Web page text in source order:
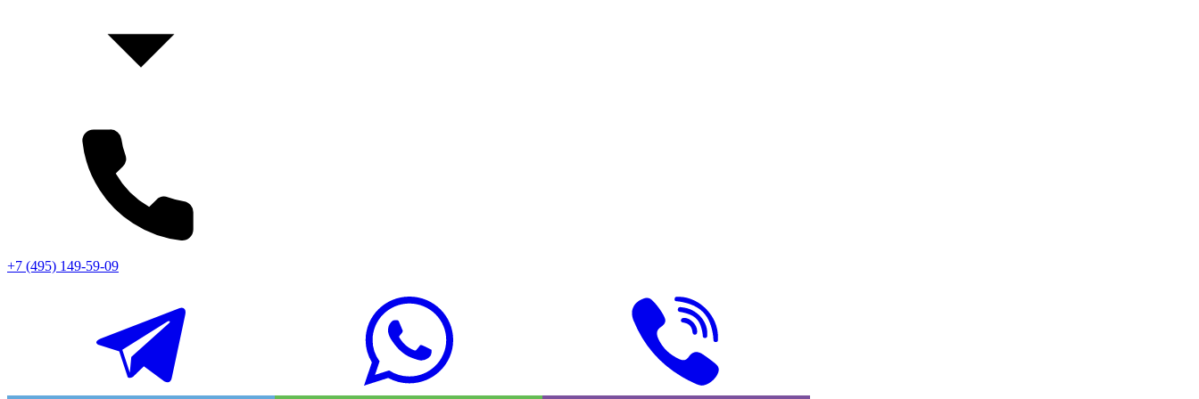
+7 (495) 149-59-09